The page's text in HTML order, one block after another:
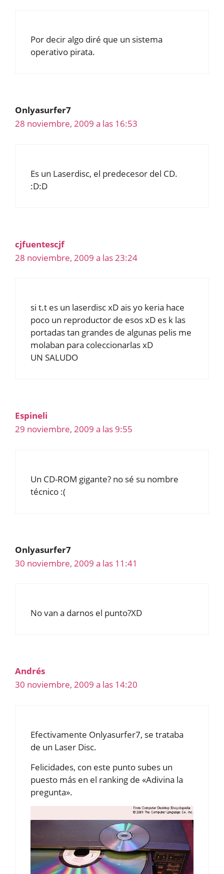
Por decir algo diré que un sistema
operativo pirata.
Onlyasurfer7
28 noviembre, 2009 a las 16:53
Es un Laserdisc, el predecesor del CD.
:D:D
cjfuentescjf
28 noviembre, 2009 a las 23:24
si t.t es un laserdisc xD ais yo keria hace
poco un reproductor de esos xD es k las
portadas tan grandes de algunas pelis me
molaban para coleccionarlas xD
UN SALUDO
Espineli
29 noviembre, 2009 a las 9:55
Un CD-ROM gigante? no sé su nombre
técnico :(
Onlyasurfer7
30 noviembre, 2009 a las 11:41
No van a darnos el punto?XD
Andrés
30 noviembre, 2009 a las 14:20
Efectivamente Onlyasurfer7, se trataba
de un Laser Disc.
Felicidades, con este punto subes un
puesto más en el ranking de «Adivina la
pregunta».